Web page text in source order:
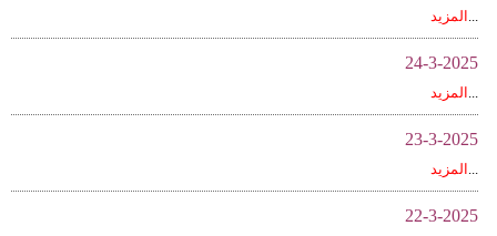
أبراج
... المزيد
24-3-2025
... المزيد
23-3-2025
... المزيد
22-3-2025